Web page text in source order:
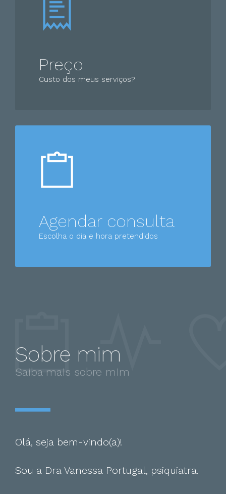
Preço
Custo dos meus serviços?
Agendar consulta
Escolha o dia e hora pretendidos
Sobre mim
Saiba mais sobre mim
Olá, seja bem-vindo(a)!
Sou a Dra Vanessa Portugal, psiquiatra.